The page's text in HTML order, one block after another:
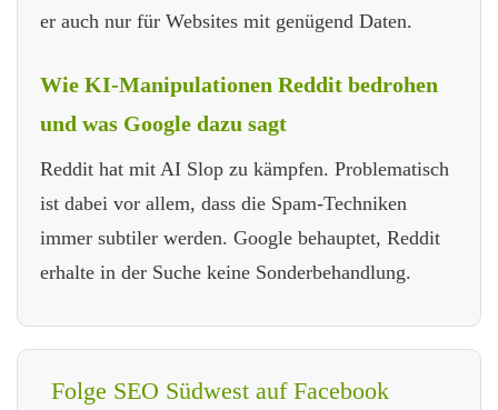
er auch nur für Websites mit genügend Daten.
Wie KI-Manipulationen Reddit bedrohen
und was Google dazu sagt
Reddit hat mit AI Slop zu kämpfen. Problematisch
ist dabei vor allem, dass die Spam-Techniken
immer subtiler werden. Google behauptet, Reddit
erhalte in der Suche keine Sonderbehandlung.
Folge SEO Südwest auf Facebook